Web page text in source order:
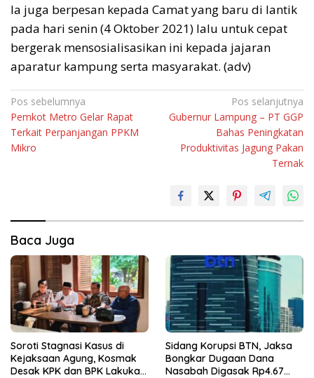
Ia juga berpesan kepada Camat yang baru di lantik
pada hari senin (4 Oktober 2021) lalu untuk cepat
bergerak mensosialisasikan ini kepada jajaran
aparatur kampung serta masyarakat. (adv)
Navigasi
pos
Pos sebelumnya
Pemkot Metro Gelar Rapat
Terkait Perpanjangan PPKM
Mikro
Pos selanjutnya
Gubernur Lampung – PT GGP
Bahas Peningkatan
Produktivitas Jagung Pakan
Ternak
Baca Juga
Soroti Stagnasi Kasus di
Kejaksaan Agung, Kosmak
Desak KPK dan BPK Lakukan
Sidang Korupsi BTN, Jaksa
Bongkar Dugaan Dana
Nasabah Digasak Rp4.67